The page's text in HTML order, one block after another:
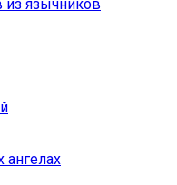
из язычников